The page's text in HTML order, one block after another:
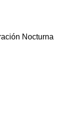
Nocturna